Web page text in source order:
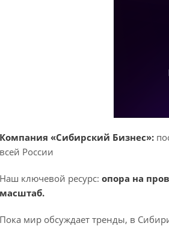
Компания «Сибирский Бизнес»:
всей России
Наш ключевой ресурс: опора на
масштаб.
Пока мир обсуждает тренды, в